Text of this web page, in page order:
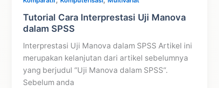
Tutorial Cara Interprestasi Uji Manova
dalam SPSS
Interprestasi Uji Manova dalam SPSS Artikel ini
merupakan kelanjutan dari artikel sebelumnya
yang berjudul “Uji Manova dalam SPSS“.
Sebelum anda